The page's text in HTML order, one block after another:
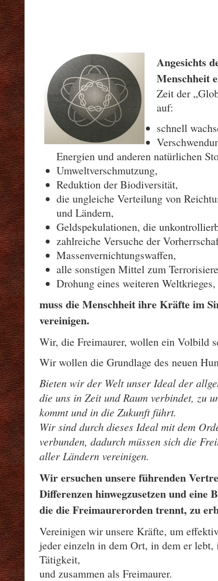
Angesichts
Menschheit
Zeit der
auf:
schnell
Energien und anderen natürlichen
Umweltverschmutzung,
Reduktion der Biodiversität,
die ungleiche Verteilung von
und Ländern,
Geldspekulationen, die
zahlreiche Versuche der
Massenvernichtungswaffen,
alle sonstigen Mittel zum
Drohung eines weiteren Weltkrieges,
muss die Menschheit ihre Kräfte im
vereinigen.
Wir, die Freimaurer, wollen ein Volbild
Wir wollen die Grundlage des neuen
Bieten wir der Welt unser Ideal der
die uns in Zeit und Raum verbindet, zu
kommt und in die Zukunft führt.
Wir sind durch dieses Ideal mit dem
verbunden, dadurch müssen sich die
aller Ländern vereinigen.
Wir ersuchen unsere führenden
Differenzen hinwegzusetzen und eine
die die Freimaurerorden trennt, zu
Vereinigen wir unsere Kräfte, um
jeder einzeln in dem Ort, in dem er
Tätigkeit,
und zusammen als Freimaurer.